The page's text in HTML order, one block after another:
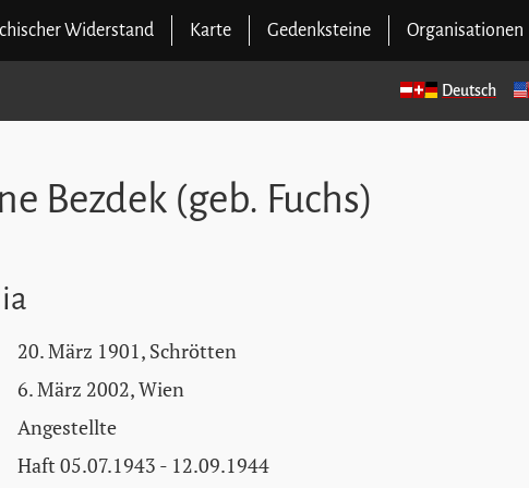
Widerstand Karte Gedenksteine Organisationen
Deutsch
Bezdek (geb. Fuchs)
20. März 1901, Schrötten
6. März 2002, Wien
Angestellte
Haft 05.07.1943 - 12.09.1944